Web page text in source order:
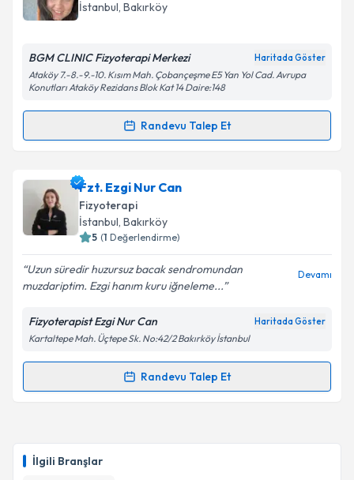
İlgili Branşlar
İstanbul, Bakırköy
BGM CLINIC Fizyoterapi Merkezi Haritada Göster
Ataköy 7.-8.-9.-10. Kısım Mah. Çobançeşme E5 Yan Yol Cad. Avrupa
Konutları Ataköy Rezidans Blok Kat 14 Daire:148
Randevu Talep Et
Randevu Takvimi Talebi
Fzt. Sultan Büşra Kavak
oluşturun. Size bu uzmandan randevu almanız için bir
takvim hazırlandığında e-posta ile bilgilendireceğiz.
Kişisel verilerimin işlenmesine ilişkin
Aydınlatma
Metni'ni okudum ve kişisel verilerimin belirtilen
kapsamda işlenmesini kabul ediyorum.
Fzt. Ezgi Nur Can
Fizyoterapi
İstanbul, Bakırköy
5 (1 Değerlendirme)
Uzun süredir huzursuz bacak sendromundan
muzdariptim. Ezgi hanım kuru iğneleme...
Devamı
Fizyoterapist Ezgi Nur Can Haritada Göster
Kartaltepe Mah. Üçtepe Sk. No:42/2 Bakırköy İstanbul
Randevu Talep Et
Randevu Takvimi Talebi
takvim hazırlandığında e-posta ile bilgilendireceğiz.